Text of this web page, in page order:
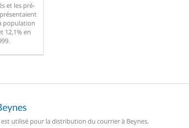
et les pré-
population
12,1% en
est utilisé pour la distribution du courrier à Beynes.